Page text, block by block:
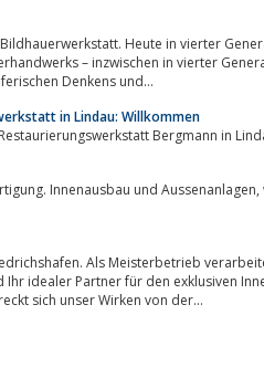
Heute in vierter
– inzwischen in vierter
Denkens und...
in Lindau: Willkommen
Steinmetz-, Bildhauer- und Restaurierungswerkstatt Bergmann in
und Aussenanlagen, wie etwa Treppen etc.
Als Meisterbetrieb
sich unser Wirken von der...